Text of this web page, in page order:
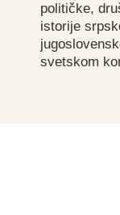
političke,
istorije
svetskom